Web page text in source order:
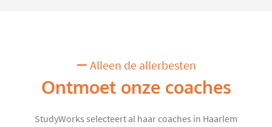
Alleen de allerbesten
Ontmoet onze coaches
StudyWorks selecteert al haar coaches in Haarlem